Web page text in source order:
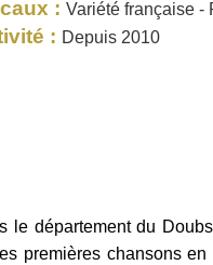
: Variété française -
: Depuis 2010
le département du
premières chansons